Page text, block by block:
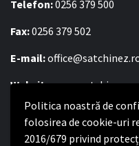
Politica noastră de
folosirea de cookie-uri
2016/679 privind
Telefon:0256 379 500
Fax:0256 379 502
E-mail:
Website:www.satchinez.ro
Program cu publicul:
Luni – Joi:8:00-16:30